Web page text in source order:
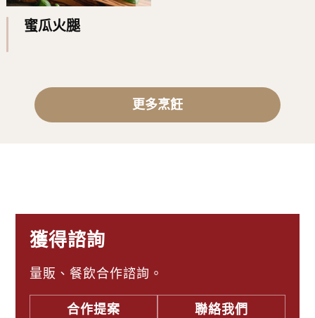
蜜瓜火腿
更多烹飪
獲得諮詢
量販、餐飲合作諮詢。
聯絡我們
合作提案